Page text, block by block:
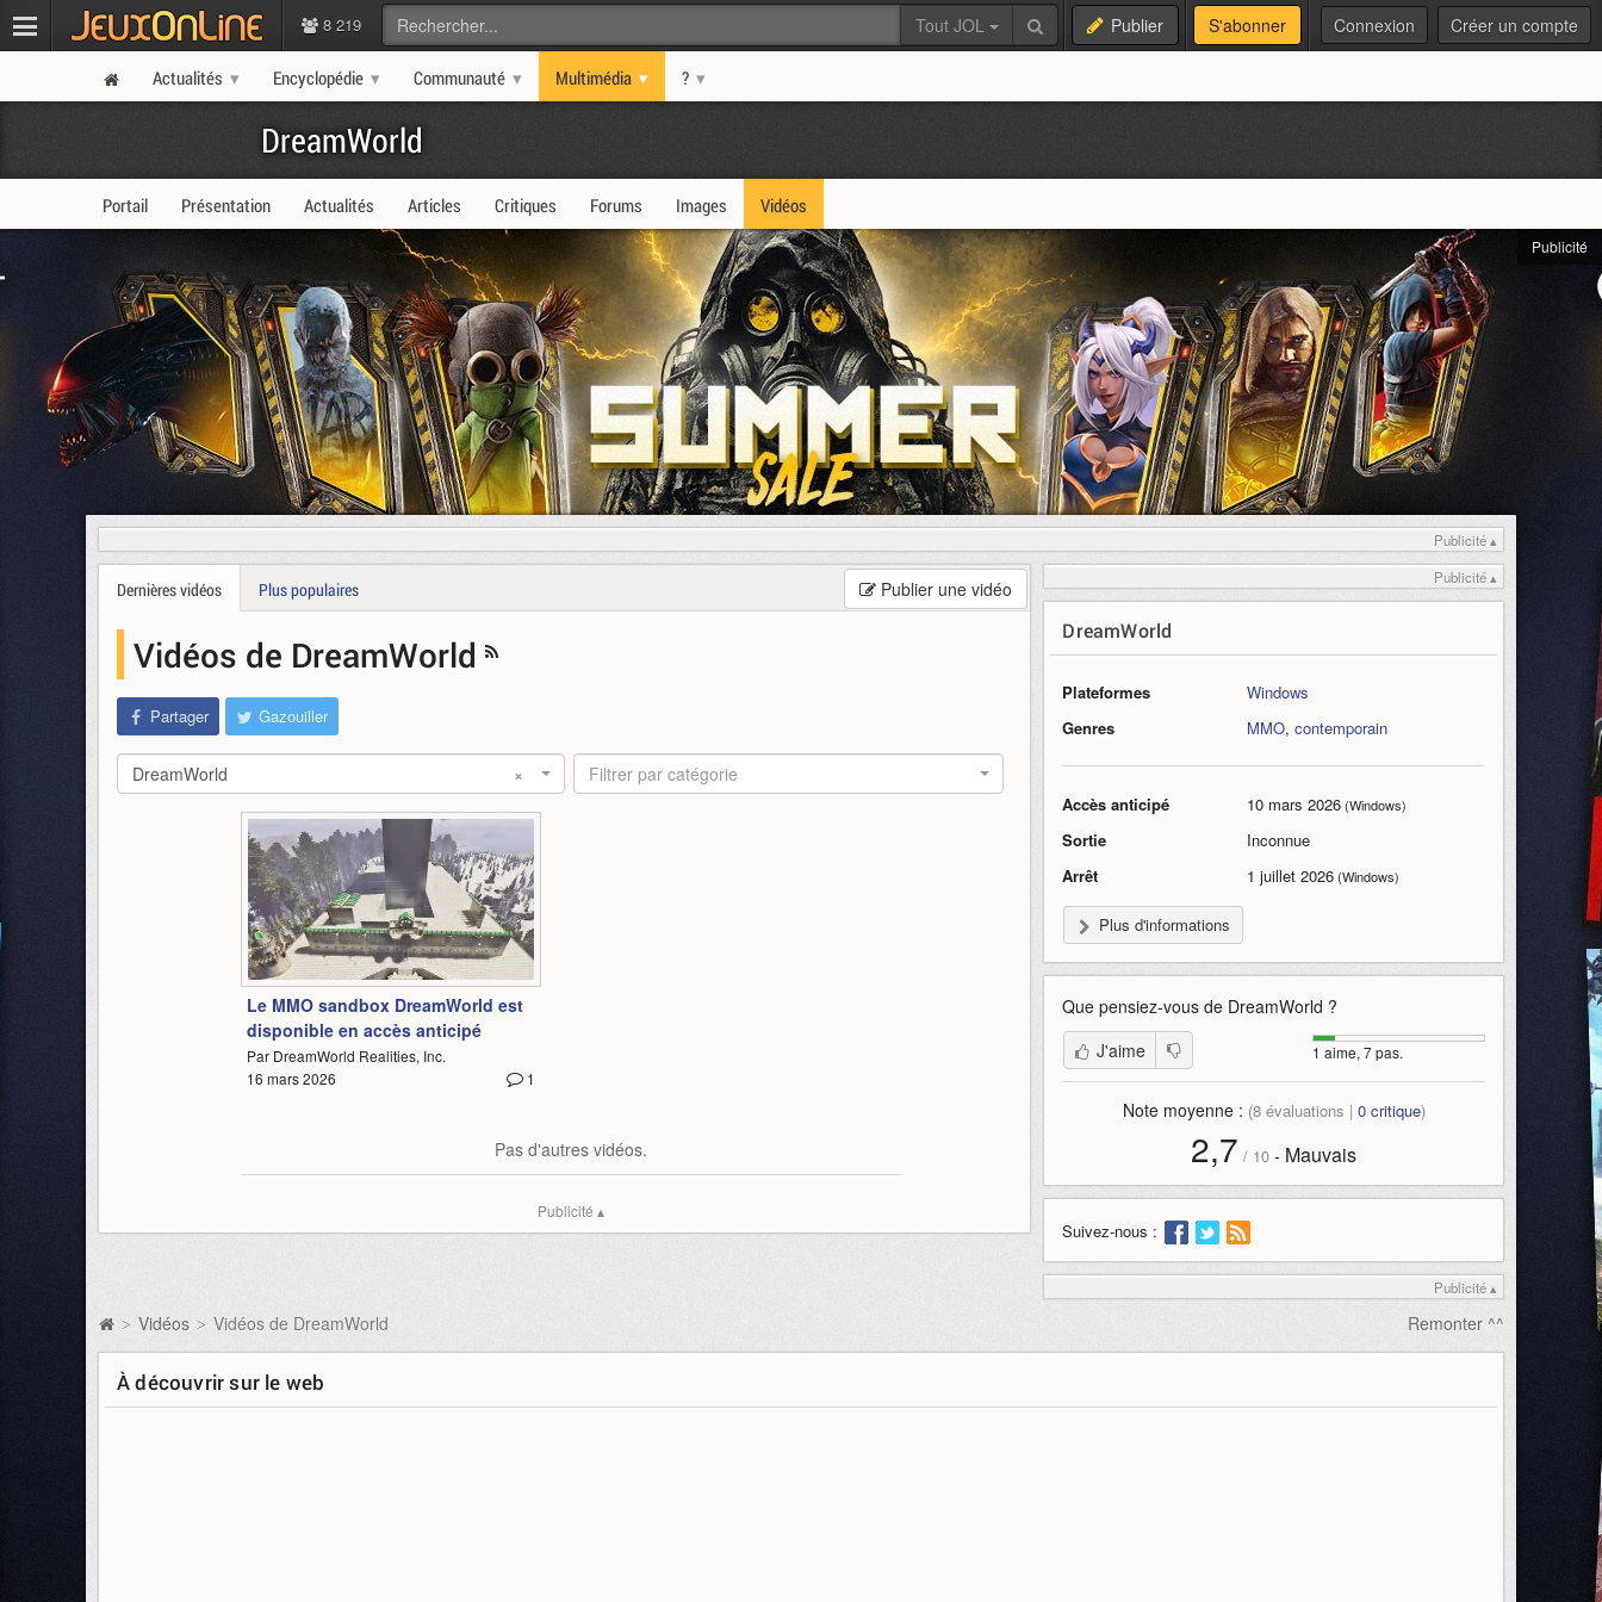
8 219 Tout JOL Publier S'abonner Connexion Créer un compte
Actualités Encyclopédie Communauté Multimédia ?
DreamWorld
Portail Présentation Actualités Articles Critiques Forums Images Vidéos
Publicité
Publicité ▴
Publier une vidéo
Dernières vidéos Plus populaires
Vidéos de DreamWorld
Partager Gazouiller
×
DreamWorld Filtrer par catégorie
Le MMO sandbox DreamWorld est
disponible en accès anticipé
Par DreamWorld Realities, Inc.
1
16 mars 2026
Pas d'autres vidéos.
Publicité ▴
Publicité ▴
DreamWorld
Plateformes
Windows
Genres
MMO,contemporain
Accès anticipé 10 mars 2026(Windows)
Sortie
Inconnue
Arrêt
1 juillet 2026(Windows)
Plus d'informations
Que pensiez-vous de DreamWorld ?
1 aime, 7 pas.
J'aime
Note moyenne : (8évaluations | 0critique)
2,7 / 10 - Mauvais
Suivez-nous :
Publicité ▴
Remonter ^^
> Vidéos > Vidéos de DreamWorld
À découvrir sur le web